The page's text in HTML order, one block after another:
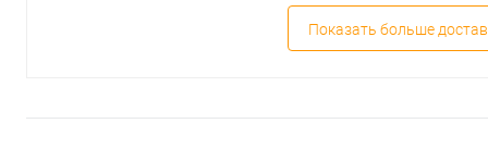
Показать больше